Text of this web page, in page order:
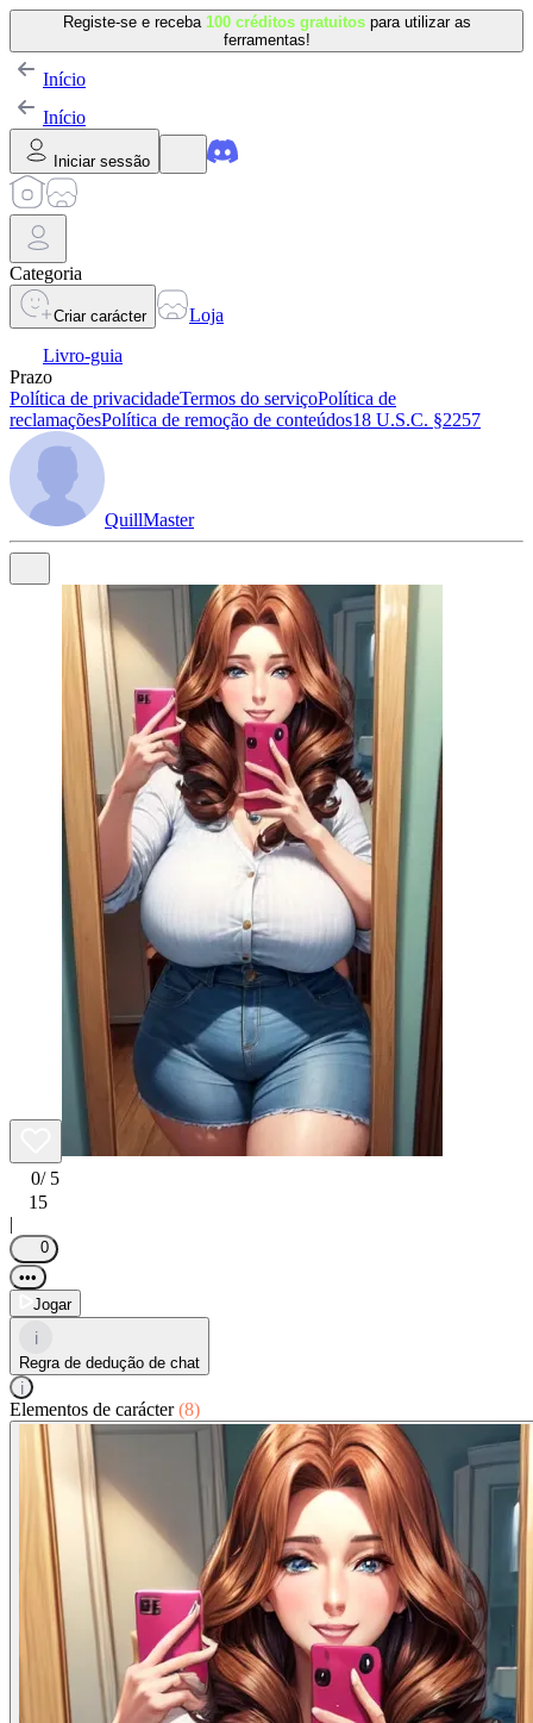
Registe-se e receba 100 créditos gratuitos para utilizar as
ferramentas!
Início
Início
Iniciar sessão
Categoria
Criar carácter
Loja
Livro-guia
Prazo
Política de privacidadeTermos do serviçoPolítica de
reclamaçõesPolítica de remoção de conteúdos18 U.S.C. §2257
QuillMaster
0/ 5
15
|
0
•••
Jogar
i
Regra de dedução de chat
i
Elementos de carácter(8)